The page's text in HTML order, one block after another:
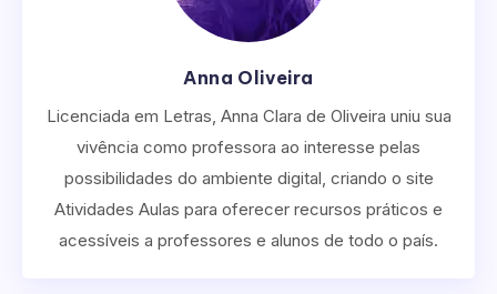
Anna Oliveira
Licenciada em Letras, Anna Clara de Oliveira uniu sua
vivência como professora ao interesse pelas
possibilidades do ambiente digital, criando o site
Atividades Aulas para oferecer recursos práticos e
acessíveis a professores e alunos de todo o país.